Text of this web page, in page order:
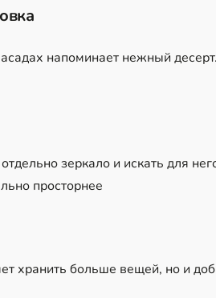
напоминает нежный
зеркало и искать для
просторнее
хранить больше вещей, но и